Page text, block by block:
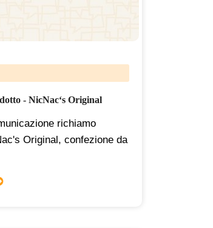
- NicNac‘s Original
richiamo
Original, confezione da